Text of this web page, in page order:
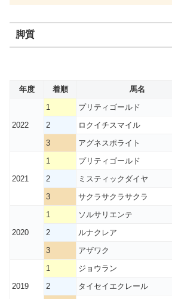
脚質
年度 着順 馬名
2022
1 プリティゴールド
2
ロクイチスマイル
3
アグネスポライト
2021
1 プリティゴールド
2
ミスティックダイヤ
3
サクラサクラサクラ
2020
1 ソルサリエンテ
2
ルナクレア
3
アザワク
2019
1 ジョウラン
2
タイセイエクレール